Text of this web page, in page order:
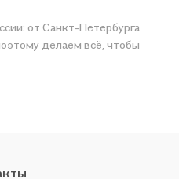
от Санкт-Петербурга
делаем всё, чтобы